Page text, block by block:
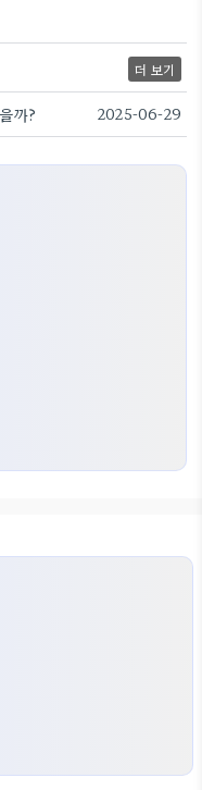
더 보기
까? 2025-06-29